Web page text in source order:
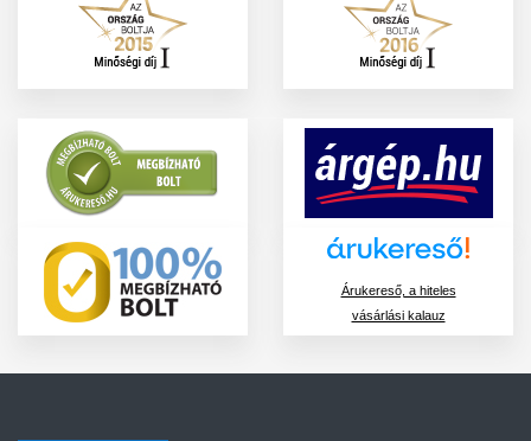
Árukereső, a hiteles
vásárlási kalauz